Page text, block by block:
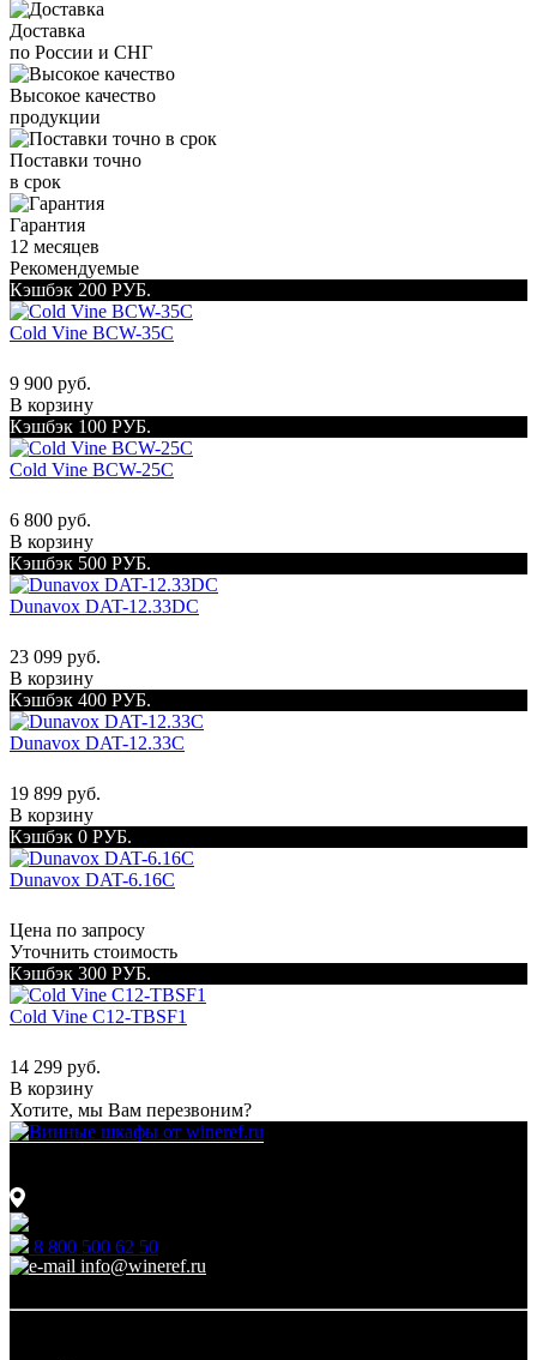
Доставка
по России и СНГ
Высокое качество
продукции
Поставки точно
в срок
Гарантия
12 месяцев
Рекомендуемые
Кэшбэк 200 РУБ.
Cold Vine BCW-35C
9 900 руб.
В корзину
Кэшбэк 100 РУБ.
Cold Vine BCW-25C
6 800 руб.
В корзину
Кэшбэк 500 РУБ.
Dunavox DAT-12.33DC
23 099 руб.
В корзину
Кэшбэк 400 РУБ.
Dunavox DAT-12.33C
19 899 руб.
В корзину
Кэшбэк 0 РУБ.
Dunavox DAT-6.16C
Цена по запросу
Уточнить стоимость
Кэшбэк 300 РУБ.
Cold Vine C12-TBSF1
14 299 руб.
В корзину
Хотите, мы Вам перезвоним?
8 800 500 62 50
info@wineref.ru